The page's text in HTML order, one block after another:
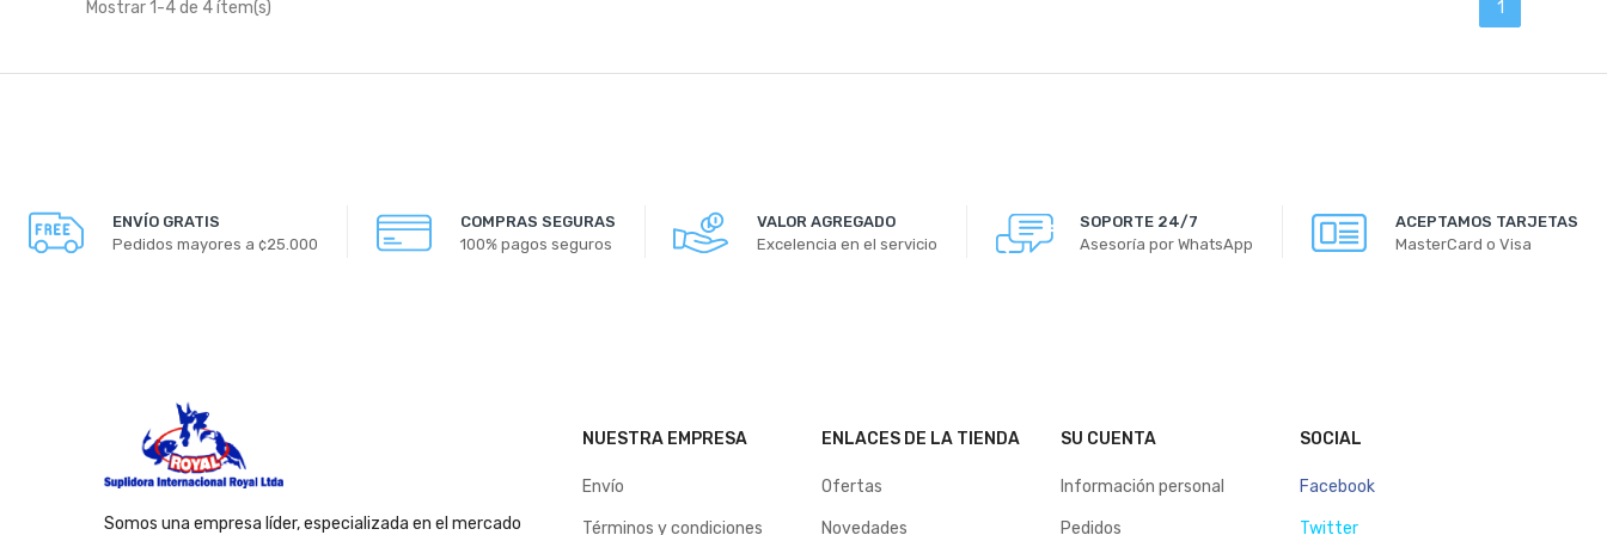
Mostrar 1-4 de 4 ítem(s) 1
ENVÍO GRATIS
Pedidos mayores a ¢25.000
COMPRAS SEGURAS
100% pagos seguros
VALOR AGREGADO
Excelencia en el servicio
SOPORTE 24/7
Asesoría por WhatsApp
ACEPTAMOS TARJETAS
MasterCard o Visa
Somos una empresa líder, especializada en el mercado
NUESTRA EMPRESA
Envío
Términos y condiciones
ENLACES DE LA TIENDA
Ofertas
Novedades
SU CUENTA
Información personal
Pedidos
SOCIAL
Facebook
Twitter